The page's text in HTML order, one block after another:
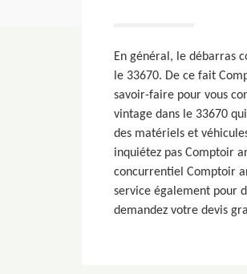
En général, le débarras
le 33670. De ce fait
savoir-faire pour vous
vintage dans le 33670
des matériels et
inquiétez pas Comptoir
concurrentiel Comptoir
service également pour
demandez votre devis